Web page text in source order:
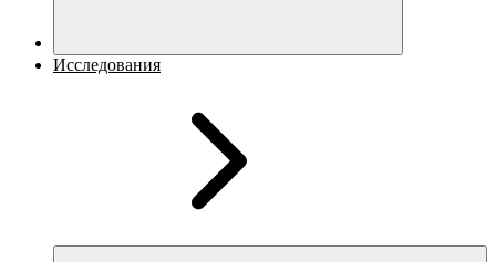
Исследования